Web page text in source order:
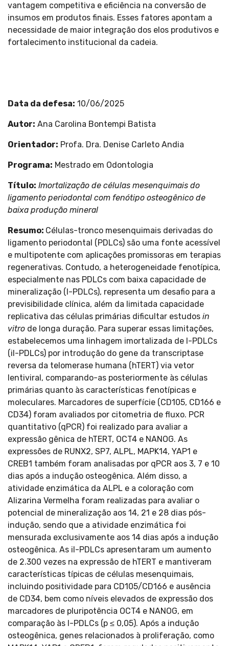
vantagem competitiva e eficiência na conversão de
insumos em produtos finais. Esses fatores apontam a
necessidade de maior integração dos elos produtivos e
fortalecimento institucional da cadeia.
Data da defesa: 10/06/2025
Autor: Ana Carolina Bontempi Batista
Orientador: Profa. Dra. Denise Carleto Andia
Programa: Mestrado em Odontologia
Título: Imortalização de células mesenquimais do
ligamento periodontal com fenótipo osteogênico de
baixa produção mineral
Resumo: Células-tronco mesenquimais derivadas do
ligamento periodontal (PDLCs) são uma fonte acessível
e multipotente com aplicações promissoras em terapias
regenerativas. Contudo, a heterogeneidade fenotípica,
especialmente nas PDLCs com baixa capacidade de
mineralização (l-PDLCs), representa um desafio para a
previsibilidade clínica, além da limitada capacidade
replicativa das células primárias dificultar estudos in
vitro de longa duração. Para superar essas limitações,
estabelecemos uma linhagem imortalizada de l-PDLCs
(il-PDLCs) por introdução do gene da transcriptase
reversa da telomerase humana (hTERT) via vetor
lentiviral, comparando-as posteriormente às células
primárias quanto às características fenotípicas e
moleculares. Marcadores de superfície (CD105, CD166 e
CD34) foram avaliados por citometria de fluxo. PCR
quantitativo (qPCR) foi realizado para avaliar a
expressão gênica de hTERT, OCT4 e NANOG. As
expressões de RUNX2, SP7, ALPL, MAPK14, YAP1 e
CREB1 também foram analisadas por qPCR aos 3, 7 e 10
dias após a indução osteogênica. Além disso, a
atividade enzimática da ALPL e a coloração com
Alizarina Vermelha foram realizadas para avaliar o
potencial de mineralização aos 14, 21 e 28 dias pós-
indução, sendo que a atividade enzimática foi
mensurada exclusivamente aos 14 dias após a indução
osteogênica. As il-PDLCs apresentaram um aumento
de 2.300 vezes na expressão de hTERT e mantiveram
características típicas de células mesenquimais,
incluindo positividade para CD105/CD166 e ausência
de CD34, bem como níveis elevados de expressão dos
marcadores de pluripotência OCT4 e NANOG, em
comparação às l-PDLCs (p ≤ 0,05). Após a indução
osteogênica, genes relacionados à proliferação, como